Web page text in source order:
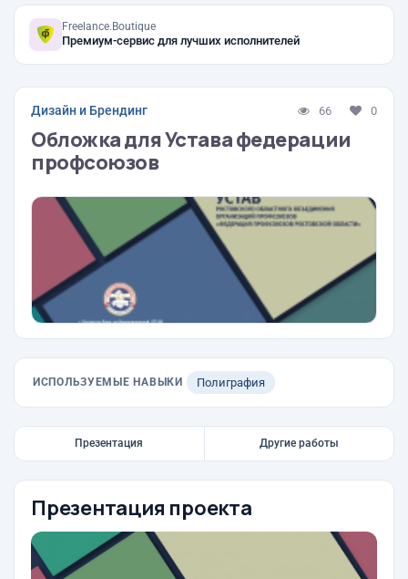
Freelance.Boutique
Премиум-сервис для лучших исполнителей
Дизайн и Брендинг 66 0
Обложка для Устава федерации
профсоюзов
ИСПОЛЬЗУЕМЫЕ НАВЫКИ Полиграфия
Презентация Другие работы
Презентация проекта